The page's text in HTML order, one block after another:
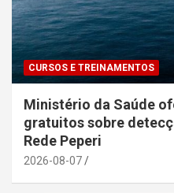
CURSOS E TREINAMENTOS
Ministério da Saúde
gratuitos sobre
Rede Peperi
2026-08-07